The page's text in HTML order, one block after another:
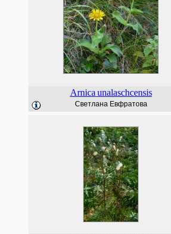
Arnica unalaschcensis
Светлана Евфратова